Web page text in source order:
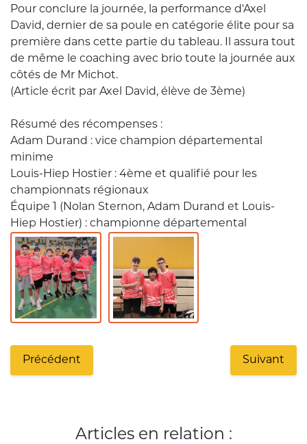
Pour conclure la journée, la performance d'Axel
David, dernier de sa poule en catégorie élite pour sa
première dans cette partie du tableau. Il assura tout
de même le coaching avec brio toute la journée aux
côtés de Mr Michot.
(Article écrit par Axel David, élève de 3ème)
Résumé des récompenses :
Adam Durand : vice champion départemental
minime
Louis-Hiep Hostier : 4ème et qualifié pour les
championnats régionaux
Équipe 1 (Nolan Sternon, Adam Durand et Louis-
Hiep Hostier) : championne départemental
Précédent Suivant
Articles en relation :